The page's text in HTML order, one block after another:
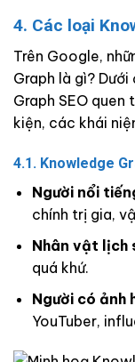
4. Các loại
Trên Google,
Graph là gì?
Graph SEO
kiện, các khái
4.1. Knowledge
Người nổi
chính trị gia,
Nhân vật lịch
quá khứ.
Người có ảnh
YouTuber,